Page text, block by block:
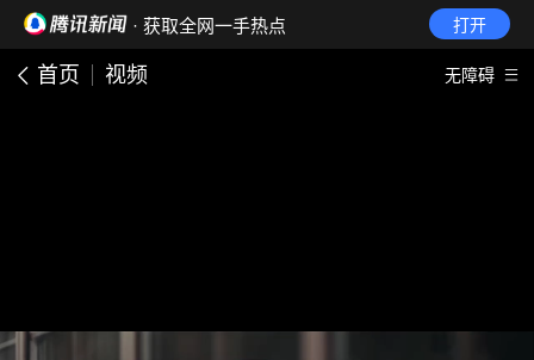
· 获取全网一手热点 打开
首页 视频 无障碍